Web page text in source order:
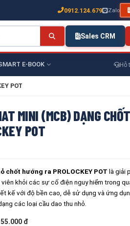
0912.124.679 Zalo
Sales CRM
E-BOOK Hỗ
POT
MINI (MCB) DẠNG
POT
chốt hướng ra PROLOCKEY POT là giải
khỏi các sự cố điện nguy hiểm trong
kế với độ bền cao, dễ sử dụng và ứng
các loại cầu dao thu nhỏ.
đ